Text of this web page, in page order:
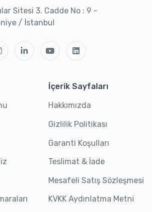
Sitesi 3. Cadde No : 9 -
/ İstanbul
İçerik Sayfaları
Hakkımızda
Gizlilik Politikası
Garanti Koşulları
Teslimat & İade
Mesafeli Satış Sözleşmesi
KVKK Aydınlatma Metni